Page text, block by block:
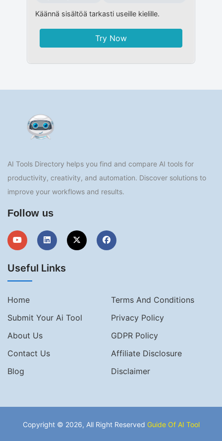
Käännä sisältöä tarkasti useille kielille.
Try Now
AI Tools Directory helps you find and compare AI tools for
productivity, creativity, and automation. Discover solutions to
improve your workflows and results.
Follow us
Useful Links
Home
Terms And Conditions
Submit Your Ai Tool
Privacy Policy
About Us
GDPR Policy
Contact Us
Affiliate Disclosure
Blog
Disclaimer
Copyright © 2026, All Right Reserved Guide Of AI Tool